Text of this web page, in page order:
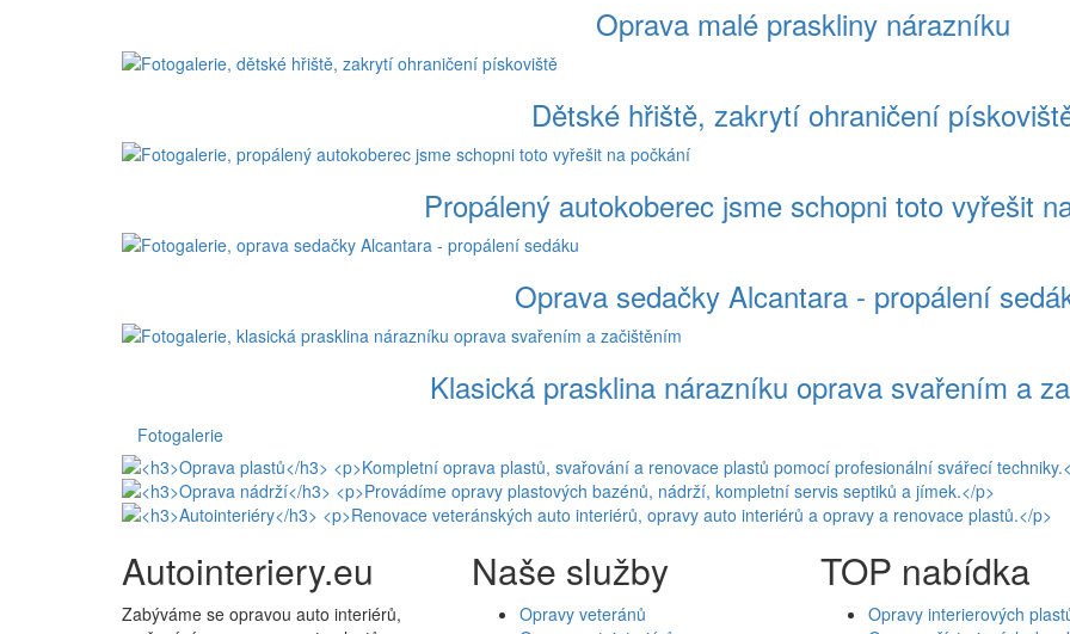
Oprava malé praskliny nárazníku
Dětské hřiště, zakrytí ohraničení
Propálený autokoberec jsme schopni toto vyřešit
Oprava sedačky Alcantara - propálení
Klasická prasklina nárazníku oprava svařením a
Fotogalerie
Autointeriery.eu
Zabýváme se opravou auto interiérů,
Naše služby
Opravy veteránů
TOP nabídka
Opravy interierových